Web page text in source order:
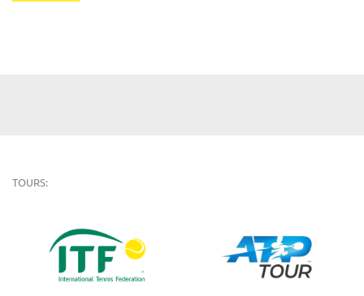
TOURS: